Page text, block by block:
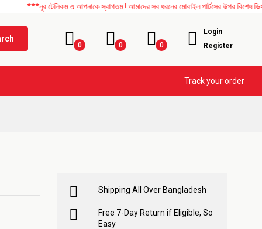
টেলিকম এ আপনাকে স্বাগতম ! আমাদের সব ধরনের মোবাইল পার্টসের উপর বিশেষ
0 0 0
Login
Register
Track your order
Shipping All Over Bangladesh
Free 7-Day Return if Eligible, So
Easy